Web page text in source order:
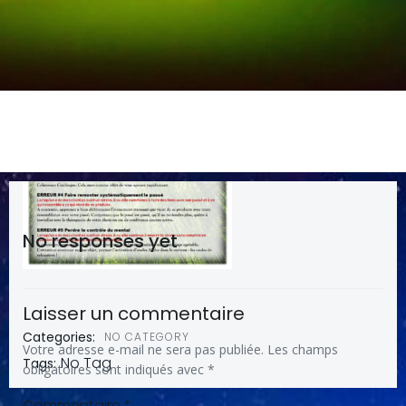
Categories: NO CATEGORY
Tags: No Tag
No responses yet
Laisser un commentaire
Votre adresse e-mail ne sera pas publiée. Les champs
obligatoires sont indiqués avec *